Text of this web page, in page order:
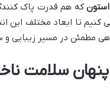
که هم قدرت پاک
کنیم تا ابعاد مختلف این
مطمئن در مسیر زیبایی
سلامت